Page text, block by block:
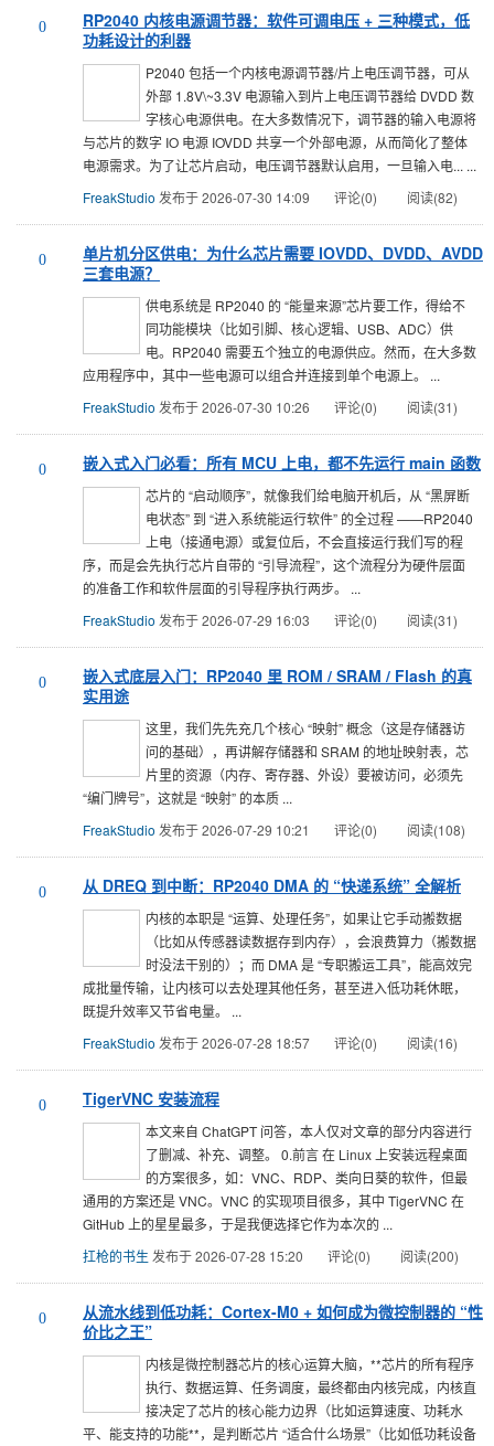
0
RP2040 内核电源调节器：软件可调电压 + 三种模式，低
功耗设计的利器
P2040 包括一个内核电源调节器/片上电压调节器，可从
外部 1.8V\~3.3V 电源输入到片上电压调节器给 DVDD 数
字核心电源供电。在大多数情况下，调节器的输入电源将
与芯片的数字 IO 电源 IOVDD 共享一个外部电源，从而简化了整体
电源需求。为了让芯片启动，电压调节器默认启用，一旦输入电... ...
FreakStudio 发布于 2026-07-30 14:09 评论(0) 阅读(82)
0
单片机分区供电：为什么芯片需要 IOVDD、DVDD、AVDD
三套电源？
供电系统是 RP2040 的 “能量来源”芯片要工作，得给不
同功能模块（比如引脚、核心逻辑、USB、ADC）供
电。RP2040 需要五个独立的电源供应。然而，在大多数
应用程序中，其中一些电源可以组合并连接到单个电源上。 ...
FreakStudio 发布于 2026-07-30 10:26 评论(0) 阅读(31)
0 嵌入式入门必看：所有 MCU 上电，都不先运行 main 函数
芯片的 “启动顺序”，就像我们给电脑开机后，从 “黑屏断
电状态” 到 “进入系统能运行软件” 的全过程 ——RP2040
上电（接通电源）或复位后，不会直接运行我们写的程
序，而是会先执行芯片自带的 “引导流程”，这个流程分为硬件层面
的准备工作和软件层面的引导程序执行两步。 ...
FreakStudio 发布于 2026-07-29 16:03 评论(0) 阅读(31)
0
嵌入式底层入门：RP2040 里 ROM / SRAM / Flash 的真
实用途
这里，我们先先充几个核心 “映射” 概念（这是存储器访
问的基础），再讲解存储器和 SRAM 的地址映射表，芯
片里的资源（内存、寄存器、外设）要被访问，必须先
“编门牌号”，这就是 “映射” 的本质 ...
FreakStudio 发布于 2026-07-29 10:21 评论(0) 阅读(108)
0 从 DREQ 到中断：RP2040 DMA 的 “快递系统” 全解析
内核的本职是 “运算、处理任务”，如果让它手动搬数据
（比如从传感器读数据存到内存），会浪费算力（搬数据
时没法干别的）；而 DMA 是 “专职搬运工具”，能高效完
成批量传输，让内核可以去处理其他任务，甚至进入低功耗休眠，
既提升效率又节省电量。 ...
FreakStudio 发布于 2026-07-28 18:57 评论(0) 阅读(16)
0 TigerVNC 安装流程
本文来自 ChatGPT 问答，本人仅对文章的部分内容进行
了删减、补充、调整。 0.前言 在 Linux 上安装远程桌面
的方案很多，如：VNC、RDP、类向日葵的软件，但最
通用的方案还是 VNC。VNC 的实现项目很多，其中 TigerVNC 在
GitHub 上的星星最多，于是我便选择它作为本次的 ...
扛枪的书生 发布于 2026-07-28 15:20 评论(0) 阅读(200)
0
从流水线到低功耗：Cortex-M0 + 如何成为微控制器的 “性
价比之王”
内核是微控制器芯片的核心运算大脑，​**芯片的所有程序
执行、数据运算、任务调度，最终都由内核完成，内核直
接决定了芯片的核心能力边界（比如运算速度、功耗水
平、能支持的功能**​，是判断芯片 “适合什么场景”（比如低功耗设备